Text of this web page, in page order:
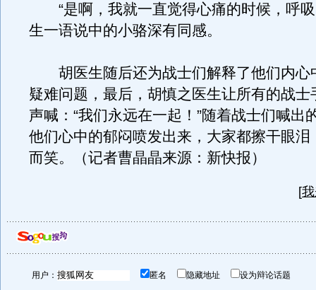
“是啊，我就一直觉得心痛的时候，呼吸
生一语说中的小骆深有同感。
胡医生随后还为战士们解释了他们内心
疑难问题，最后，胡慎之医生让所有的战士
声喊：“我们永远在一起！”随着战士们喊出
他们心中的郁闷喷发出来，大家都擦干眼泪
而笑。（记者曹晶晶来源：新快报）
[
用户： 匿名 隐藏地址 设为辩论话题